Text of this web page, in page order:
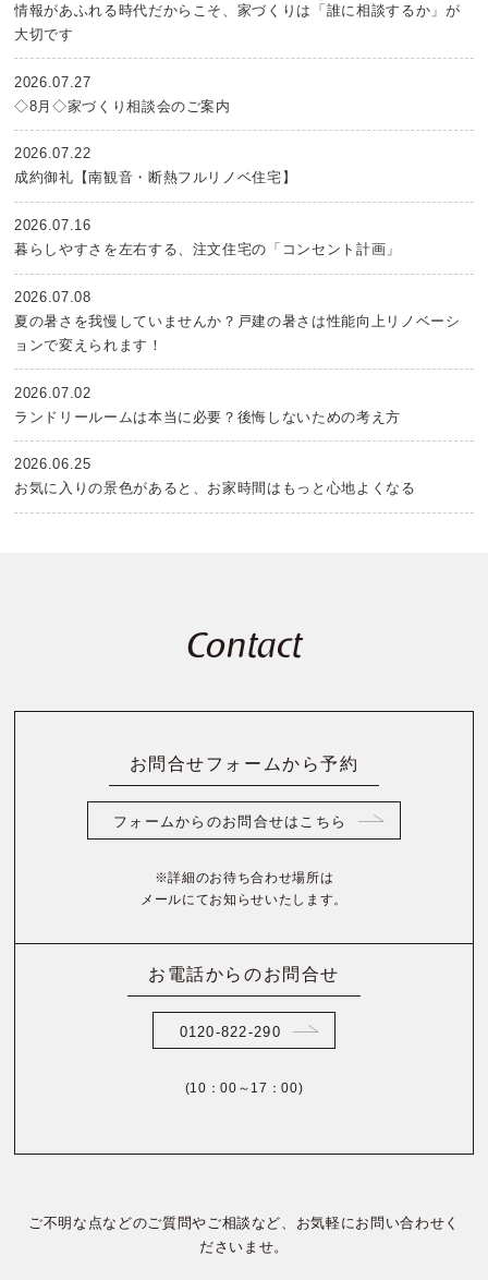
情報があふれる時代だからこそ、家づくりは「誰に相談するか」が
大切です
2026.07.27
◇8月◇家づくり相談会のご案内
2026.07.22
成約御礼【南観音・断熱フルリノベ住宅】
2026.07.16
暮らしやすさを左右する、注文住宅の「コンセント計画」
2026.07.08
夏の暑さを我慢していませんか？戸建の暑さは性能向上リノベーシ
ョンで変えられます！
2026.07.02
ランドリールームは本当に必要？後悔しないための考え方
2026.06.25
お気に入りの景色があると、お家時間はもっと心地よくなる
Contact
お問合せフォームから予約
フォームからのお問合せはこちら
※詳細のお待ち合わせ場所は
メールにてお知らせいたします。
お電話からのお問合せ
0120-822-290
(10：00～17：00)
ご不明な点などのご質問やご相談など、お気軽にお問い合わせく
ださいませ。